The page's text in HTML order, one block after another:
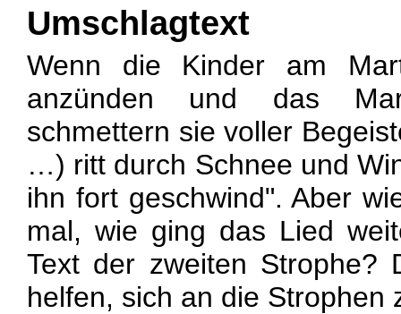
Umschlagtext
Wenn die Kinder am
anzünden und das
schmettern sie voller
…) ritt durch Schnee und
ihn fort geschwind". Aber
mal, wie ging das Lied
Text der zweiten Strophe?
helfen, sich an die Strophen